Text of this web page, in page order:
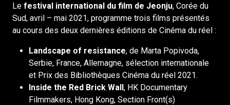
Le festival international du film de Jeonju, Corée du
Sud, avril – mai 2021, programme trois films présentés
au cours des deux dernières éditions de Cinéma du réel :
Landscape of resistance, de Marta Popivoda,
Serbie, France, Allemagne, sélection internationale
et Prix des Bibliothèques Cinéma du réel 2021.
Inside the Red Brick Wall, HK Documentary
Filmmakers, Hong Kong, Section Front(s)